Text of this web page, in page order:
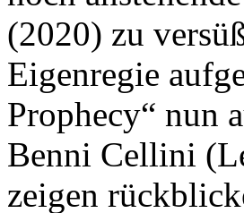
(2020) zu
Eigenregie
Prophecy“ nun
Benni Cellini
zeigen